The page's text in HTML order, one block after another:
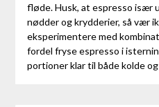
fløde. Husk, at espresso især
nødder og krydderier, så vær
eksperimentere med
fordel fryse espresso i
portioner klar til både kolde